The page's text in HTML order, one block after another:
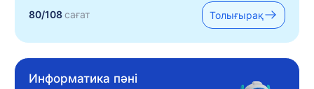
80/108сағат Толығырақ
Информатика пәні